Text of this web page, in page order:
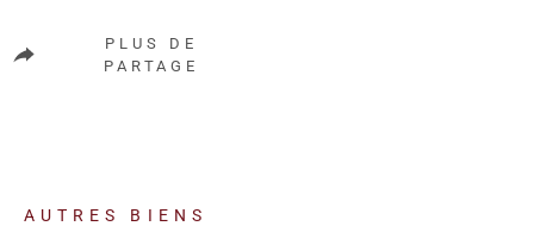
PLUS DE
PARTAGE
AUTRES BIENS